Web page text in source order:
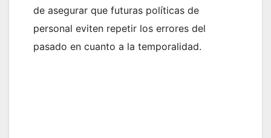
de asegurar que futuras políticas de
personal eviten repetir los errores del
pasado en cuanto a la temporalidad.